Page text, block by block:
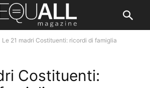
Le 21 madri Costituenti: ricordi di famiglia
Costituenti: